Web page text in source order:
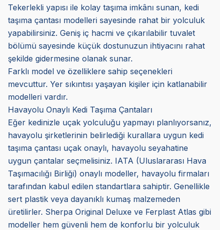
Tekerlekli yapısı ile kolay taşıma imkânı sunan, kedi
taşıma çantası modelleri sayesinde rahat bir yolculuk
yapabilirsiniz. Geniş iç hacmi ve çıkarılabilir tuvalet
bölümü sayesinde küçük dostunuzun ihtiyacını rahat
şekilde gidermesine olanak sunar.
Farklı model ve özelliklere sahip seçenekleri
mevcuttur. Yer sıkıntısı yaşayan kişiler için katlanabilir
modelleri vardır.
Havayolu Onaylı Kedi Taşıma Çantaları
Eğer kedinizle uçak yolculuğu yapmayı planlıyorsanız,
havayolu şirketlerinin belirlediği kurallara uygun kedi
taşıma çantası uçak onaylı, havayolu seyahatine
uygun çantalar seçmelisiniz. IATA (Uluslararası Hava
Taşımacılığı Birliği) onaylı modeller, havayolu firmaları
tarafından kabul edilen standartlara sahiptir. Genellikle
sert plastik veya dayanıklı kumaş malzemeden
üretilirler. Sherpa Original Deluxe ve Ferplast Atlas gibi
modeller hem güvenli hem de konforlu bir yolculuk